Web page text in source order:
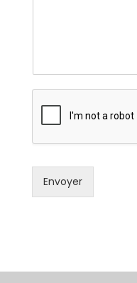
Envoyer